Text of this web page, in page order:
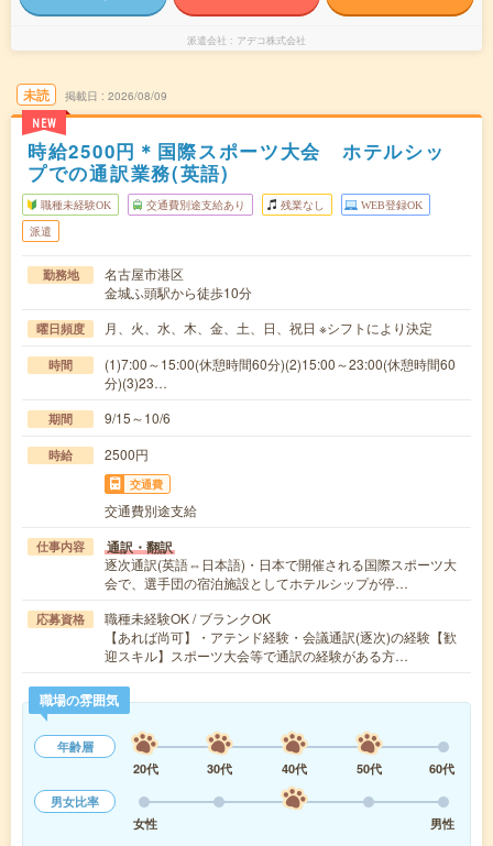
派遣会社 アデコ株式会社
未読
NEW
掲載日 2026/08/09
時給2500円＊国際スポーツ大会 ホテルシッ
プでの通訳業務(英語)
職種未経験OK 交通費別途支給あり 残業なし WEB登録OK
派遣
勤務地
名古屋市港区
金城ふ頭駅から徒歩10分
曜日頻度 月、火、水、木、金、土、日、祝日 ※シフトにより決定
時間
(1)7:00～15:00(休憩時間60分)(2)15:00～23:00(休憩時間60
分)(3)23…
期間 9/15～10/6
時給 2500円
交通費
交通費別途支給
仕事内容 通訳・翻訳
逐次通訳(英語⇔日本語)・日本で開催される国際スポーツ大
会で、選手団の宿泊施設としてホテルシップが停…
応募資格
職種未経験OK / ブランクOK
【あれば尚可】・アテンド経験・会議通訳(逐次)の経験【歓
迎スキル】スポーツ大会等で通訳の経験がある方…
職場の雰囲気
年齢層
20代
30代 40代 50代
60代
男女比率
女性
男性